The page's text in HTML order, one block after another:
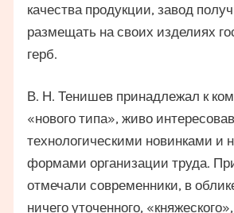
качества продукции, завод
размещать на своих изделиях
герб.
В. Н. Тенишев принадлежал к
«нового типа», живо
технологическими новинками и
формами организации труда.
отмечали современники, в
ничего уточенного,